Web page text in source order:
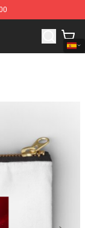
Were Here